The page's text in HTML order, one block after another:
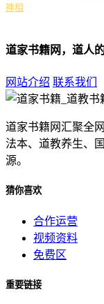
神相
道家书籍网，道人
网站介绍 联系我们
道家书籍网汇聚全
法本、道教养生、
源。
猜你喜欢
合作运营
视频资料
免费区
重要链接